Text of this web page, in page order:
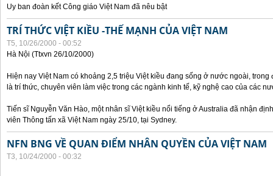
Uy ban đoàn kết Công giáo Việt Nam đã nêu bật
TRÍ THỨC VIỆT KIỀU -THẾ MẠNH CỦA VIỆT NAM
T5, 10/26/2000 - 00:52
Hà Nội (Ttxvn 26/10/2000)
Hiện nay Việt Nam có khoảng 2,5 triệu Việt kiều đang sống ở nước ngoài,
là trí thức, chuyên viên làm việc trong các ngành kinh tế, kỹ nghệ cao của các
Tiến sĩ Nguyễn Văn Hào, một nhân sĩ Việt kiều nổi tiếng ở Australia đã nhận
viên Thông tấn xã Việt Nam ngày 25/10, tại Sydney.
NFN BNG VỀ QUAN ĐIỂM NHÂN QUYỀN CỦA VIỆT NAM
T3, 10/24/2000 - 00:32